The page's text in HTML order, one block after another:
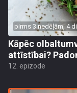
pirms 3 nedēļām, 4
Kāpēc
attīstībai?
12. epizode